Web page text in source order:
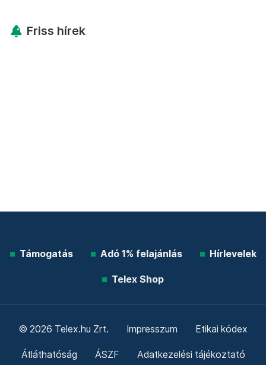
Friss hírek
Támogatás Adó 1% felajánlás Hírlevelek
Telex Shop
© 2026 Telex.hu Zrt. Impresszum Etikai kódex
Átláthatóság ÁSZF Adatkezelési tájékoztató